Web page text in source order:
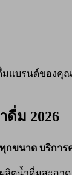
ดื่ม 2026
กขนาด บริการ
ผลิตน้ำดื่มสะอา